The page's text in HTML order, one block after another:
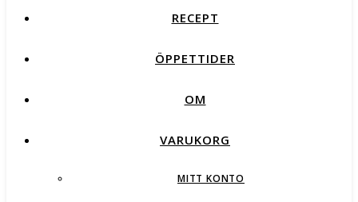
RECEPT
ÖPPETTIDER
OM
VARUKORG
MITT KONTO